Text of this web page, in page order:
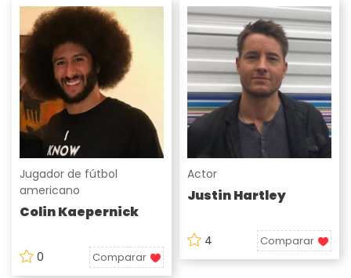
Jugador de fútbol
americano
Colin Kaepernick
0 Comparar
Actor
Justin Hartley
4 Comparar